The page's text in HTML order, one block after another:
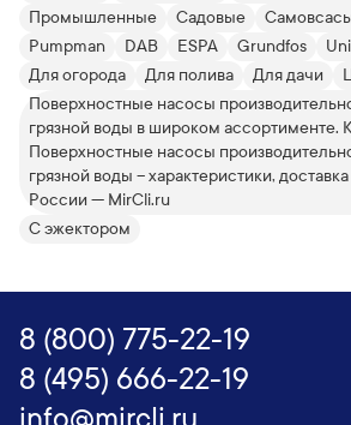
Промышленные
Садовые
Pumpman
DAB ESPA Grundfos
Для огорода
Для полива Для дачи
Поверхностные насосы
грязной воды в широком ассортименте.
Поверхностные насосы
грязной воды – характеристики,
России — MirCli.ru
С эжектором
8 (800) 775-22-19
8 (495) 666-22-19